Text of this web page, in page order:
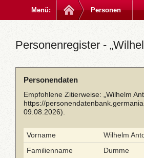
Menü: Personen
Personenregister -
Personendaten
Empfohlene Zitierweise: „Wilhelm
https://
09.08.2026).
Vorname
Wilhelm
Familienname
Dumme